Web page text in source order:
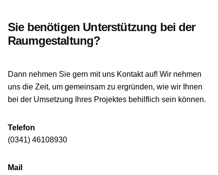
Sie benötigen Unterstützung bei der
Raumgestaltung?
Dann nehmen Sie gern mit uns Kontakt auf! Wir nehmen
uns die Zeit, um gemeinsam zu ergründen, wie wir Ihnen
bei der Umsetzung Ihres Projektes behilflich sein können.
Telefon
(0341) 46108930
Mail